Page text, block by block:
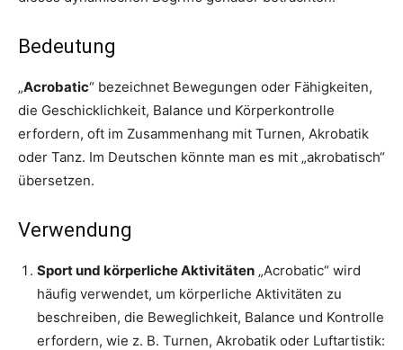
Bedeutung
„Acrobatic“ bezeichnet Bewegungen oder Fähigkeiten,
die Geschicklichkeit, Balance und Körperkontrolle
erfordern, oft im Zusammenhang mit Turnen, Akrobatik
oder Tanz. Im Deutschen könnte man es mit „akrobatisch“
übersetzen.
Verwendung
Sport und körperliche Aktivitäten „Acrobatic“ wird
häufig verwendet, um körperliche Aktivitäten zu
beschreiben, die Beweglichkeit, Balance und Kontrolle
erfordern, wie z. B. Turnen, Akrobatik oder Luftartistik: